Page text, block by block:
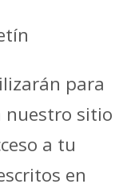
para
nuestro sitio
a tu
en